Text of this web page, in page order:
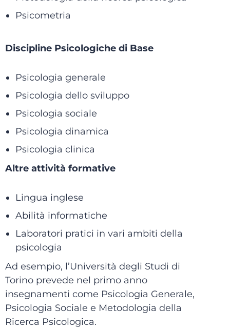
Psicometria
Discipline Psicologiche di Base
Psicologia generale
Psicologia dello sviluppo
Psicologia sociale
Psicologia dinamica
Psicologia clinica
Altre attività formative
Lingua inglese
Abilità informatiche
Laboratori pratici in vari ambiti della
psicologia
Ad esempio, l’Università degli Studi di
Torino prevede nel primo anno
insegnamenti come Psicologia Generale,
Psicologia Sociale e Metodologia della
Ricerca Psicologica.